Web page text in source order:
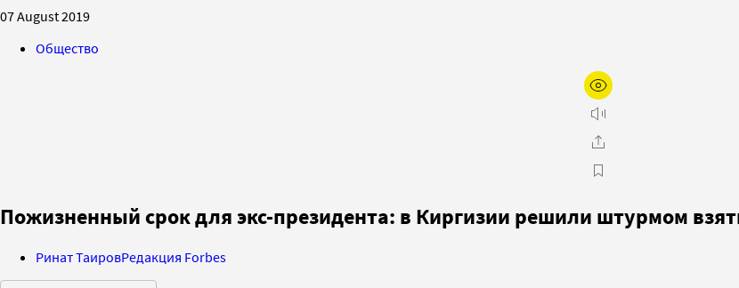
07 August 2019
Общество
Пожизненный срок для экс-президента: в Киргизии решили штурмом
Ринат ТаировРедакция Forbes